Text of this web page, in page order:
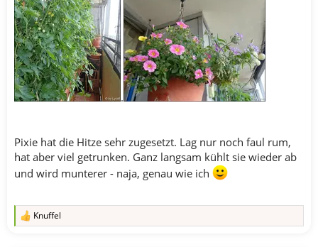
.
Pixie hat die Hitze sehr zugesetzt. Lag nur noch faul rum,
hat aber viel getrunken. Ganz langsam kühlt sie wieder ab
und wird munterer - naja, genau wie ich
R
Knuffel